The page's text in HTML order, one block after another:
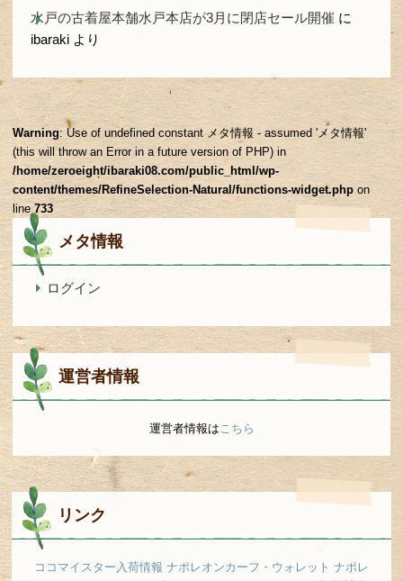
水戸の古着屋本舗水戸本店が3月に閉店セール開催 に
ibaraki より
Warning: Use of undefined constant メタ情報 - assumed 'メタ情報'
(this will throw an Error in a future version of PHP) in
/home/zeroeight/ibaraki08.com/public_html/wp-
content/themes/RefineSelection-Natural/functions-widget.php on
line 733
メタ情報
ログイン
運営者情報
運営者情報は こちら
リンク
ココマイスター入荷情報 ナポレオンカーフ・ウォレット ナポレ